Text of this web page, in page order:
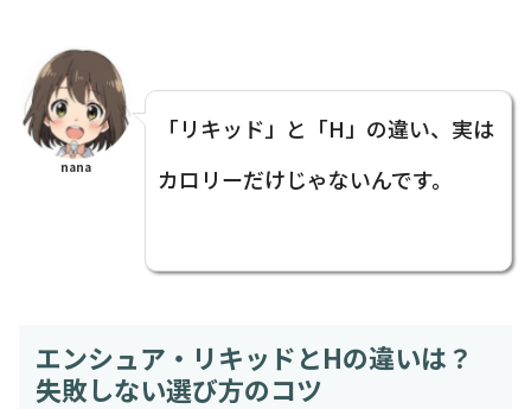
nana
「リキッド」と「H」の違い、実は
カロリーだけじゃないんです。
エンシュア・リキッドとHの違いは？
失敗しない選び方のコツ